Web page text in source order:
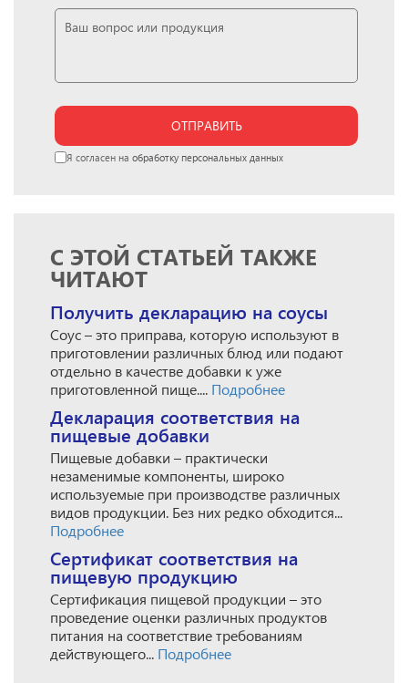
ОТПРАВИТЬ
Я согласен на обработку персональных данных
С ЭТОЙ СТАТЬЕЙ ТАКЖЕ
ЧИТАЮТ
Получить декларацию на соусы
Соус – это приправа, которую используют в
приготовлении различных блюд или подают
отдельно в качестве добавки к уже
приготовленной пище.... Подробнее
Декларация соответствия на
пищевые добавки
Пищевые добавки – практически
незаменимые компоненты, широко
используемые при производстве различных
видов продукции. Без них редко обходится...
Подробнее
Сертификат соответствия на
пищевую продукцию
Сертификация пищевой продукции – это
проведение оценки различных продуктов
питания на соответствие требованиям
действующего... Подробнее